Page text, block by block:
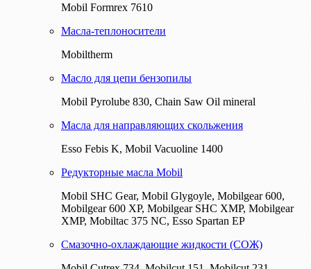
Mobil Formrex 7610
Масла-теплоносители
Mobiltherm
Масло для цепи бензопилы
Mobil Pyrolube 830, Chain Saw Oil mineral
Масла для направляющих скольжения
Esso Febis K, Mobil Vacuoline 1400
Редукторные масла Mobil
Mobil SHC Gear, Mobil Glygoyle, Mobilgear 600,
Mobilgear 600 XP, Mobilgear SHC XMP, Mobilgear
XМP, Mobiltac 375 NC, Esso Spartan EP
Смазочно-охлаждающие жидкости (СОЖ)